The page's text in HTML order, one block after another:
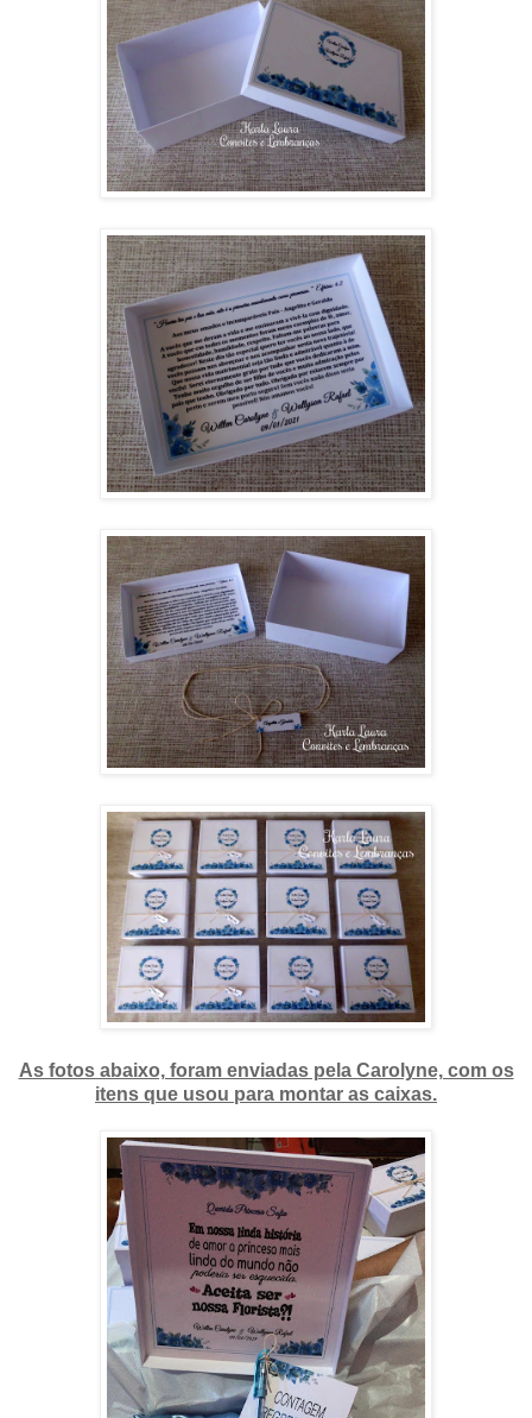
As fotos abaixo, foram enviadas pela Carolyne, com os
itens que usou para montar as caixas.